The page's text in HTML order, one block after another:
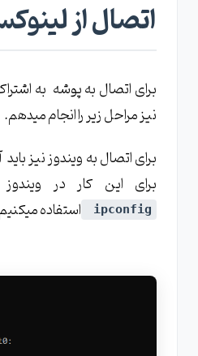
اتصال از
برای اتصال به پوشه به
نیز مراحل زیر را انجام میدهم.
برای اتصال به ویندوز نیز
برای این کار در
ipconfig استفاده